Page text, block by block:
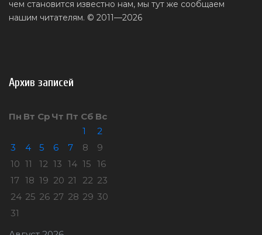
чем становится известно нам, мы тут же сообщаем
нашим читателям. © 2011—2026
Архив записей
Пн Вт Ср Чт Пт Сб Вс
1
2
3
4 5 6 7 8
9
10 11 12 13 14 15 16
17 18 19 20 21 22 23
24 25 26 27 28 29 30
31